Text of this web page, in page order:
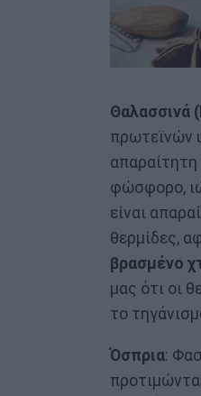
Θαλασσινά
πρωτεϊνών
απαραίτητη
φώσφορο,
είναι
θερμίδες,
βρασμένο
μας ότι οι
το
Όσπρια: